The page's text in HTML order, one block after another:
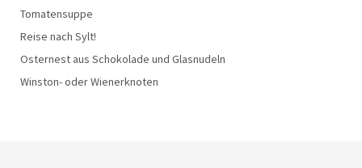
Tomatensuppe
Reise nach Sylt!
Osternest aus Schokolade und Glasnudeln
Winston- oder Wienerknoten